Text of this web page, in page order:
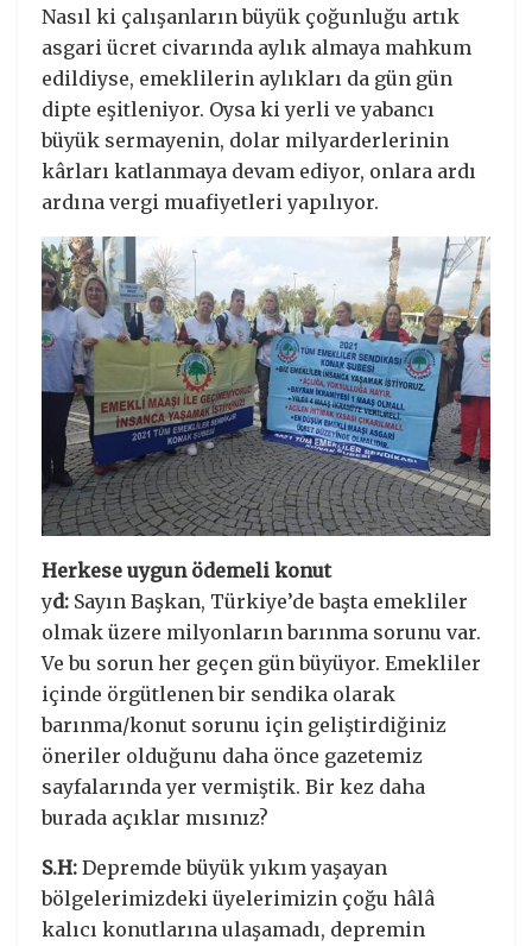
Nasıl ki çalışanların büyük çoğunluğu artık
asgari ücret civarında aylık almaya mahkum
edildiyse, emeklilerin aylıkları da gün gün
dipte eşitleniyor. Oysa ki yerli ve yabancı
büyük sermayenin, dolar milyarderlerinin
kârları katlanmaya devam ediyor, onlara ardı
ardına vergi muafiyetleri yapılıyor.
Herkese uygun ödemeli konut
yd: Sayın Başkan, Türkiye’de başta emekliler
olmak üzere milyonların barınma sorunu var.
Ve bu sorun her geçen gün büyüyor. Emekliler
içinde örgütlenen bir sendika olarak
barınma/konut sorunu için geliştirdiğiniz
öneriler olduğunu daha önce gazetemiz
sayfalarında yer vermiştik. Bir kez daha
burada açıklar mısınız?
S.H: Depremde büyük yıkım yaşayan
bölgelerimizdeki üyelerimizin çoğu hâlâ
kalıcı konutlarına ulaşamadı, depremin